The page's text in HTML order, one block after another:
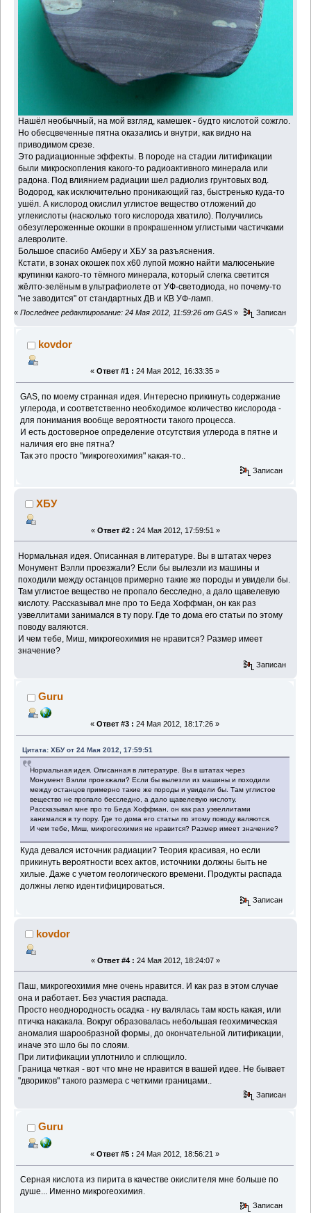
Нашёл необычный, на мой взгляд, камешек - будто кислотой сожгло.
Но обесцвеченные пятна оказались и внутри, как видно на
приводимом срезе.
Это радиационные эффекты. В породе на стадии литификации
были микроскопления какого-то радиоактивного минерала или
радона. Под влиянием радиации шел радиолиз грунтовых вод.
Водород, как исключительно проникающий газ, быстренько куда-то
ушёл. А кислород окислил углистое вещество отложений до
углекислоты (насколько того кислорода хватило). Получились
обезуглероженные окошки в прокрашенном углистыми частичками
алевролите.
Большое спасибо Амберу и ХБУ за разъяснения.
Кстати, в зонах окошек пох х60 лупой можно найти малюсенькие
крупинки какого-то тёмного минерала, который слегка светится
жёлто-зелёным в ультрафиолете от УФ-светодиода, но почему-то
"не заводится" от стандартных ДВ и КВ УФ-ламп.
« Последнее редактирование: 24 Мая 2012, 11:59:26 от GAS » Записан
kovdor
« Ответ #1 : 24 Мая 2012, 16:33:35 »
GAS, по моему странная идея. Интересно прикинуть содержание
углерода, и соответственно необходимое количество кислорода -
для понимания вообще вероятности такого процесса.
И есть достоверное определение отсутствия углерода в пятне и
наличия его вне пятна?
Так это просто "микрогеохимия" какая-то..
Записан
ХБУ
« Ответ #2 : 24 Мая 2012, 17:59:51 »
Нормальная идея. Описанная в литературе. Вы в штатах через
Монумент Вэлли проезжали? Если бы вылезли из машины и
походили между останцов примерно такие же породы и увидели бы.
Там углистое вещество не пропало бесследно, а дало щавелевую
кислоту. Рассказывал мне про то Беда Хоффман, он как раз
уэвеллитами занимался в ту пору. Где то дома его статьи по этому
поводу валяются.
И чем тебе, Миш, микрогеохимия не нравится? Размер имеет
значение?
Записан
Guru
« Ответ #3 : 24 Мая 2012, 18:17:26 »
Цитата: ХБУ от 24 Мая 2012, 17:59:51
Нормальная идея. Описанная в литературе. Вы в штатах через
Монумент Вэлли проезжали? Если бы вылезли из машины и походили
между останцов примерно такие же породы и увидели бы. Там углистое
вещество не пропало бесследно, а дало щавелевую кислоту.
Рассказывал мне про то Беда Хоффман, он как раз уэвеллитами
занимался в ту пору. Где то дома его статьи по этому поводу валяются.
И чем тебе, Миш, микрогеохимия не нравится? Размер имеет значение?
Куда девался источник радиации? Теория красивая, но если
прикинуть вероятности всех актов, источники должны быть не
хилые. Даже с учетом геологического времени. Продукты распада
должны легко идентифицироваться.
Записан
kovdor
« Ответ #4 : 24 Мая 2012, 18:24:07 »
Паш, микрогеохимия мне очень нравится. И как раз в этом случае
она и работает. Без участия распада.
Просто неоднородность осадка - ну валялась там кость какая, или
птичка накакала. Вокруг образовалась небольшая геохимическая
аномалия шарообразной формы, до окончательной литификации,
иначе это шло бы по слоям.
При литификации уплотнило и сплющило.
Граница четкая - вот что мне не нравится в вашей идее. Не бывает
"двориков" такого размера с четкими границами..
Записан
Guru
« Ответ #5 : 24 Мая 2012, 18:56:21 »
Серная кислота из пирита в качестве окислителя мне больше по
душе... Именно микрогеохимия.
Записан